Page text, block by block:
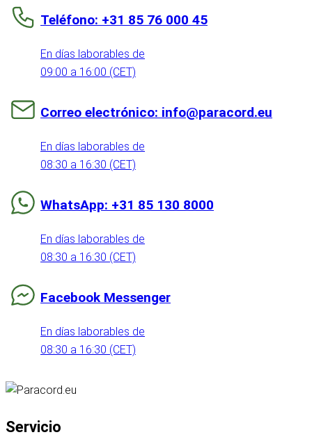
Teléfono: +31 85 76 000 45
En días laborables de
09:00 a 16:00 (CET)
Correo electrónico: info@paracord.eu
En días laborables de
08:30 a 16:30 (CET)
WhatsApp: +31 85 130 8000
En días laborables de
08:30 a 16:30 (CET)
Facebook Messenger
En días laborables de
08:30 a 16:30 (CET)
Servicio